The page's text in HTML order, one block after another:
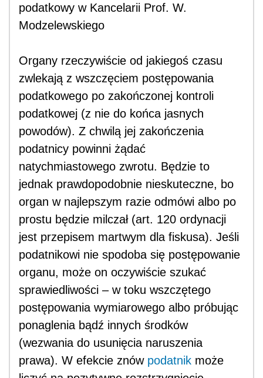
podatkowy w Kancelarii Prof. W.
Modzelewskiego
Organy rzeczywiście od jakiegoś czasu
zwlekają z wszczęciem postępowania
podatkowego po zakończonej kontroli
podatkowej (z nie do końca jasnych
powodów). Z chwilą jej zakończenia
podatnicy powinni żądać
natychmiastowego zwrotu. Będzie to
jednak prawdopodobnie nieskuteczne, bo
organ w najlepszym razie odmówi albo po
prostu będzie milczał (art. 120 ordynacji
jest przepisem martwym dla fiskusa). Jeśli
podatnikowi nie spodoba się postępowanie
organu, może on oczywiście szukać
sprawiedliwości – w toku wszczętego
postępowania wymiarowego albo próbując
ponaglenia bądź innych środków
(wezwania do usunięcia naruszenia
prawa). W efekcie znów podatnik może